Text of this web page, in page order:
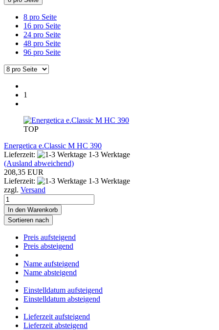
8 pro Seite
16 pro Seite
24 pro Seite
48 pro Seite
96 pro Seite
1
TOP
Energetica e.Classic M HC 390
Lieferzeit:
1-3 Werktage
(Ausland abweichend)
208,35 EUR
Lieferzeit:
1-3 Werktage
zzgl. Versand
In den Warenkorb
Sortieren nach
Preis aufsteigend
Preis absteigend
Name aufsteigend
Name absteigend
Einstelldatum aufsteigend
Einstelldatum absteigend
Lieferzeit aufsteigend
Lieferzeit absteigend